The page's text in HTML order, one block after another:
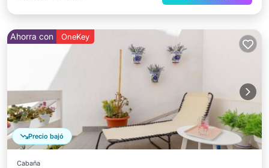
Precio bajó
Ahorra con OneKey
Cabaña